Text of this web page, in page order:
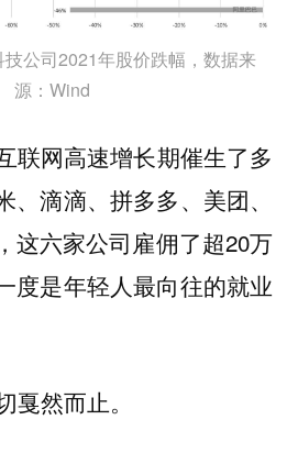
公司2021年股价跌幅，数据来
源：Wind
联网高速增长期催生了多
、滴滴、拼多多、美团、
这六家公司雇佣了超20万
度是年轻人最向往的就业
戛然而止。